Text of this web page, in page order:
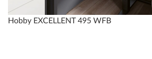
Hobby EXCELLENT 495 WFB